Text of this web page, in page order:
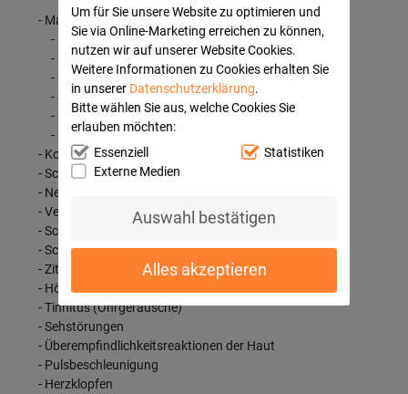
Um für Sie unsere Website zu optimieren und
Sie via Online-Marketing erreichen zu können,
nutzen wir auf unserer Website Cookies.
Weitere Informationen zu Cookies erhalten Sie
in unserer Datenschutzerklärung.
Bitte wählen Sie aus, welche Cookies Sie
erlauben möchten:
Essenziell
Statistiken
Externe Medien
Auswahl bestätigen
Alles akzeptieren
- Magen-Darm-Beschwerden, wie:
- Übelkeit
- Erbrechen
- Durchfälle
- Sodbrennen
- Bauchschmerzen
- Magenschleimhautentzündung
- Kopfschmerzen
- Schwindel
- Nervosität
- Verwirrtheit
- Schlaflosigkeit
- Schläfrigkeit
- Zittern
- Hörstörungen
- Tinnitus (Ohrgeräusche)
- Sehstörungen
- Überempfindlichkeitsreaktionen der Haut
- Pulsbeschleunigung
- Herzklopfen